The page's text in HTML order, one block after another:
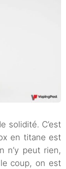
solidité. C’est
en titane est
n’y peut rien,
coup, on est